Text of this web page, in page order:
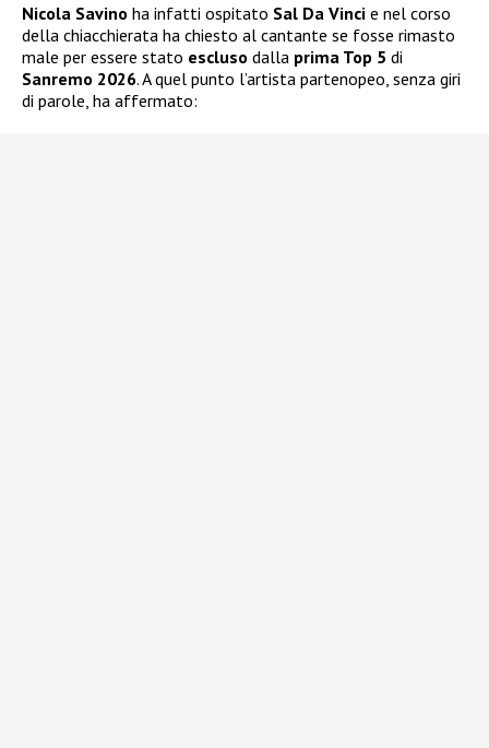
Nicola Savino ha infatti ospitato Sal Da Vinci e nel corso
della chiacchierata ha chiesto al cantante se fosse rimasto
male per essere stato escluso dalla prima Top 5 di
Sanremo 2026. A quel punto l’artista partenopeo, senza giri
di parole, ha affermato: